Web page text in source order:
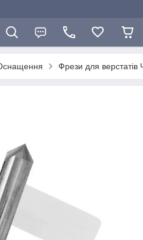
Фрези для верстатів